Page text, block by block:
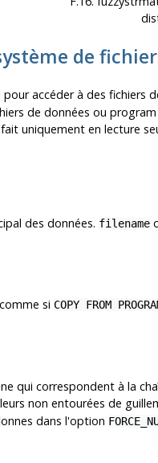
de
accéder à des fichiers
de données ou
uniquement en lecture
des données. filename
si COPY FROM
qui correspondent à la
non entourées de
dans l'option